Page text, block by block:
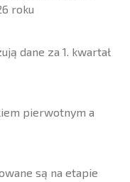
roku
dane za 1. kwartał
pierwotnym a
są na etapie